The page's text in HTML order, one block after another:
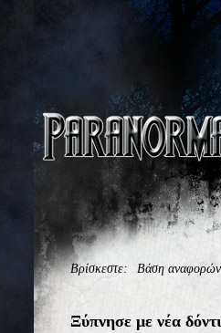
Βρίσκεστε: Βάση αναφορών
Ξύπνησε με νέα